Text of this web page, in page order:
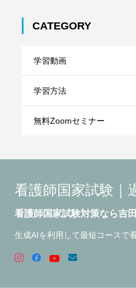
CATEGORY
学習動画
学習方法
無料Zoomセミナー
看護師国家試験｜
看護師国家試験対策なら吉
生成AIを利用して最短コースで